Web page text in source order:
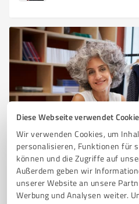
Diese Webseite verwendet
Wir verwenden Cookies, um
personalisieren, Funktionen für
können und die Zugriffe auf
Außerdem geben wir
unserer Website an unsere
Werbung und Analysen weiter.
Sie möchten auch hier
Registrieren Sie sich jetzt
Kunden empfohlener